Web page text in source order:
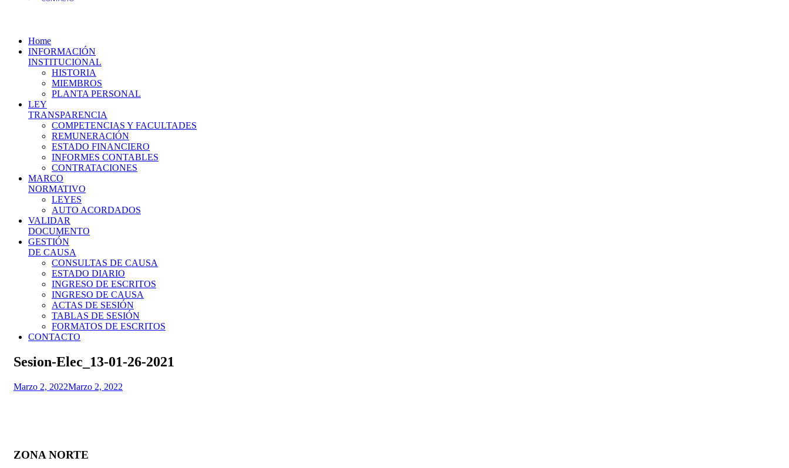
Home
INFORMACIÓN
INSTITUCIONAL
HISTORIA
MIEMBROS
PLANTA PERSONAL
LEY
TRANSPARENCIA
COMPETENCIAS Y FACULTADES
REMUNERACIÓN
ESTADO FINANCIERO
INFORMES CONTABLES
CONTRATACIONES
MARCO
NORMATIVO
LEYES
AUTO ACORDADOS
VALIDAR
DOCUMENTO
GESTIÓN
DE CAUSA
CONSULTAS DE CAUSA
ESTADO DIARIO
INGRESO DE ESCRITOS
INGRESO DE CAUSA
ACTAS DE SESIÓN
TABLAS DE SESIÓN
FORMATOS DE ESCRITOS
CONTACTO
Sesion-Elec_13-01-26-2021
Marzo 2, 2022Marzo 2, 2022
ZONA NORTE